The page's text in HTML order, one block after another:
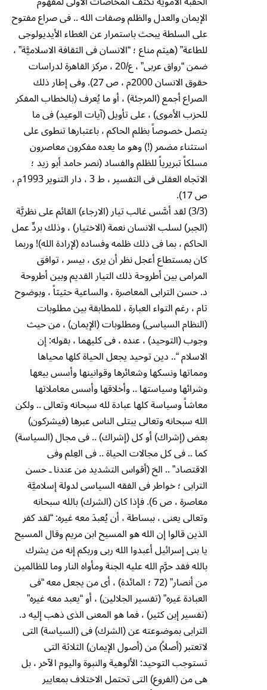
الإيمان والعدل والظلم وصفات الله .. فى صراع مفتوح
على السلطة يبحث باستمرار عن الغطاء الأيديولوجى
للطاعة” (هيثم مناع ؛ “الانسان فى الثقافة الاسلاميَّة” ،
ضمن “رواق عربى” ، ع/20 ، مركز القاهرة لدراسات
حقوق الانسان 2000م ، ص 27). وفى إطار ذلك
الصراع أجمع (المرجئة) ، أو ما يُعرف (بالخطاب المفكر
للحزب الأموى) ، على تأويل (آيات الوعيد) فى ما
يتصل خصوصاً بظلم الحاكم ، باعتبارها تنطوى على
استثناء مضمر (!) وهو ما يعده مفكرون معاصرون
مسلكاً تبريرياً للظلم والفساد (نصر حامد أبو زيد ؛
الاتجاه العقلى فى التفسير ، ط 3 ، دار التنوير 1993م ،
ص 17).
(3/3) لقد أسَّس غالب تيار (الارجاء) القائم على نظريَّة
(الجبر) لسلب الانسان نعمة (الاختيار) ، وذلك بردِّ عمل
الحاكم ، بما فى ذلك ظلمه وفساده (لإرادة الله)! وربما
كان بمستطاع أعجل نظر أن يرى ، بيسر ، توافق
المرامى بين أطروحة ذلك التيار القديم وبين أطروحة
د. حسن الترابى المعاصرة ، والساعية حثيثاً ، وبوضوح
تام ، رغم التواء العبارة ، للمطابقة بين مطلوبات
(النظام السياسى) ومطلوبات (الإيمان) ، من حيث
وجوب (التوحيد) ، عنده ، فى كليهما ، بقوله: إن
الاسلام “.. دين توحيد يجعل الحياة كلها محياها
ومماتها ونسكها وشعائرها وقوانينها وأسس بيعها
وشرائها وسياستها .. وأخلاقها وأسس معاملاتها
معاشاً وسياسة كلها عبادة لله سبحانه وتعالى .. ولكن
الله سبحانه وتعالى يبتلى الناس عبرها (فيشركون)
بعض (إشراك) أو كل (إشراك) .. فى مجال (السياسة)
كما .. فى كل مجالات الحياة .. فى العِلم وفى
الاقتصاد” .. الخ (أقواس التشديد من عندنا ـ حسن
الترابى ؛ خواطر فى الفقه السياسى لدولة إسلاميَّة
معاصرة ، ص 6). فإذا كان (الشرك) بالله سبحانه
وتعالى يعنى ، ببساطة ، أن يُعبدَ معه غيره: “لقد كفر
الذين قالوا إن الله هو المسيح ابن مريم وقال المسيح
يا بنى إسرائيل أعبدوا الله ربى وربكم إنه من يشرك
بالله فقد حرَّم الله عليه الجنة ومأواه النار وما للظالمين
من أنصار” (72 ؛ المائدة) ، أى من يجعل معه “فى
العبادة غيره” (تفسير الجلالين) ، أو “يعبد معه غيره”
(تفسير إبن كثير) ، فما هو المعنى الذى ذهب إليه د.
الترابى بموضوعته عن (الشرك) فى (السياسة) التى
لاتعتبر (أصلاً) من (أصول الإيمان) الثلاثة التى
تستوجب التوحيد: الألوهية والنبوة واليوم الآخر ، بل
هى من (الفروع) التى تحتمل الاختلاف بمعايير